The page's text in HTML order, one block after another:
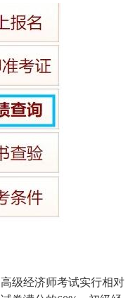
级经济师考试实行相对